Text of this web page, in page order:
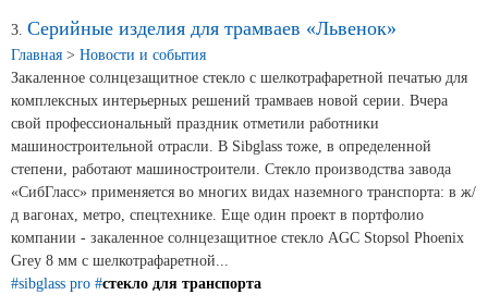
Проекты
Контакты
+7 (391) 278-77-77
info@sibglass.ru
3. Серийные изделия для трамваев «Львенок»
Главная > Новости и события
Закаленное солнцезащитное стекло с шелкотрафаретной печатью для
комплексных интерьерных решений трамваев новой серии. Вчера
свой профессиональный праздник отметили работники
машиностроительной отрасли. В Sibglass тоже, в определенной
степени, работают машиностроители. Стекло производства завода
«СибГласс» применяется во многих видах наземного транспорта: в ж/
д вагонах, метро, спецтехнике. Еще один проект в портфолио
компании - закаленное солнцезащитное стекло AGC Stopsol Phoenix
Grey 8 мм с шелкотрафаретной...
#sibglass pro #стекло для транспорта